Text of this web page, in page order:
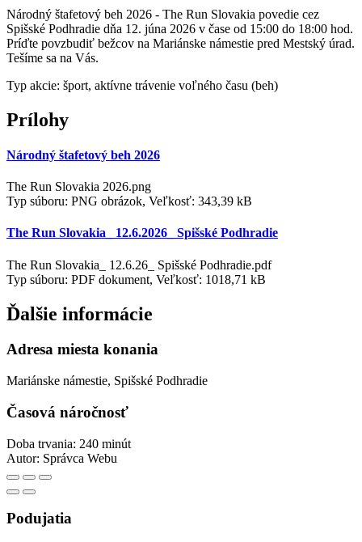
Národný štafetový beh 2026 - The Run Slovakia povedie cez
Spišské Podhradie dňa 12. júna 2026 v čase od 15:00 do 18:00 hod.
Príďte povzbudiť bežcov na Mariánske námestie pred Mestský úrad.
Tešíme sa na Vás.
Typ akcie: šport, aktívne trávenie voľného času (beh)
Prílohy
Národný štafetový beh 2026
The Run Slovakia 2026.png
Typ súboru: PNG obrázok, Veľkosť: 343,39 kB
The Run Slovakia_ 12.6.2026_ Spišské Podhradie
The Run Slovakia_ 12.6.26_ Spišské Podhradie.pdf
Typ súboru: PDF dokument, Veľkosť: 1018,71 kB
Ďalšie informácie
Adresa miesta konania
Mariánske námestie, Spišské Podhradie
Časová náročnosť
Doba trvania: 240 minút
Autor: Správca Webu
Podujatia